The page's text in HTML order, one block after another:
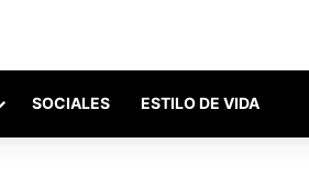
SOCIALES ESTILO DE VIDA